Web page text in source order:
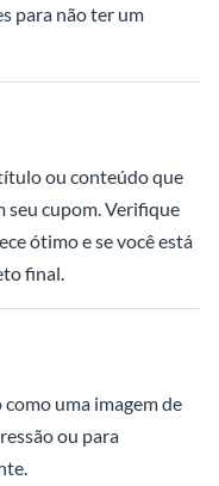
para não ter um
ou conteúdo que
seu cupom. Verifique
ótimo e se você está
final.
uma imagem de
ou para